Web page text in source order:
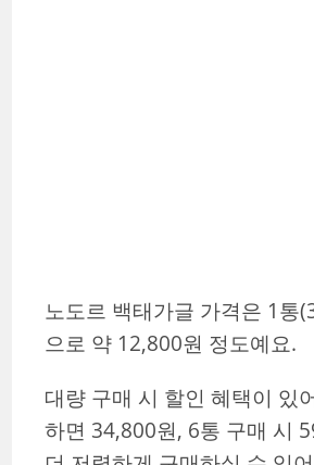
노도르 백태가글 가격은 1통
으로 약 12,800원 정도예요.
대량 구매 시 할인 혜택이 있
하면 34,800원, 6통 구매 시